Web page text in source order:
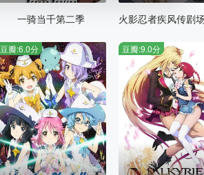
一骑当千第二季
豆瓣:6.0分 豆瓣:9.0分